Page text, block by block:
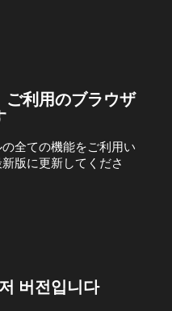
ご利用のブラウザ
全ての機能をご利用い
版に更新してくださ
버전입니다